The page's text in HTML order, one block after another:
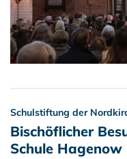
Schulstiftung der
Bischöflicher
Schule Hagenow